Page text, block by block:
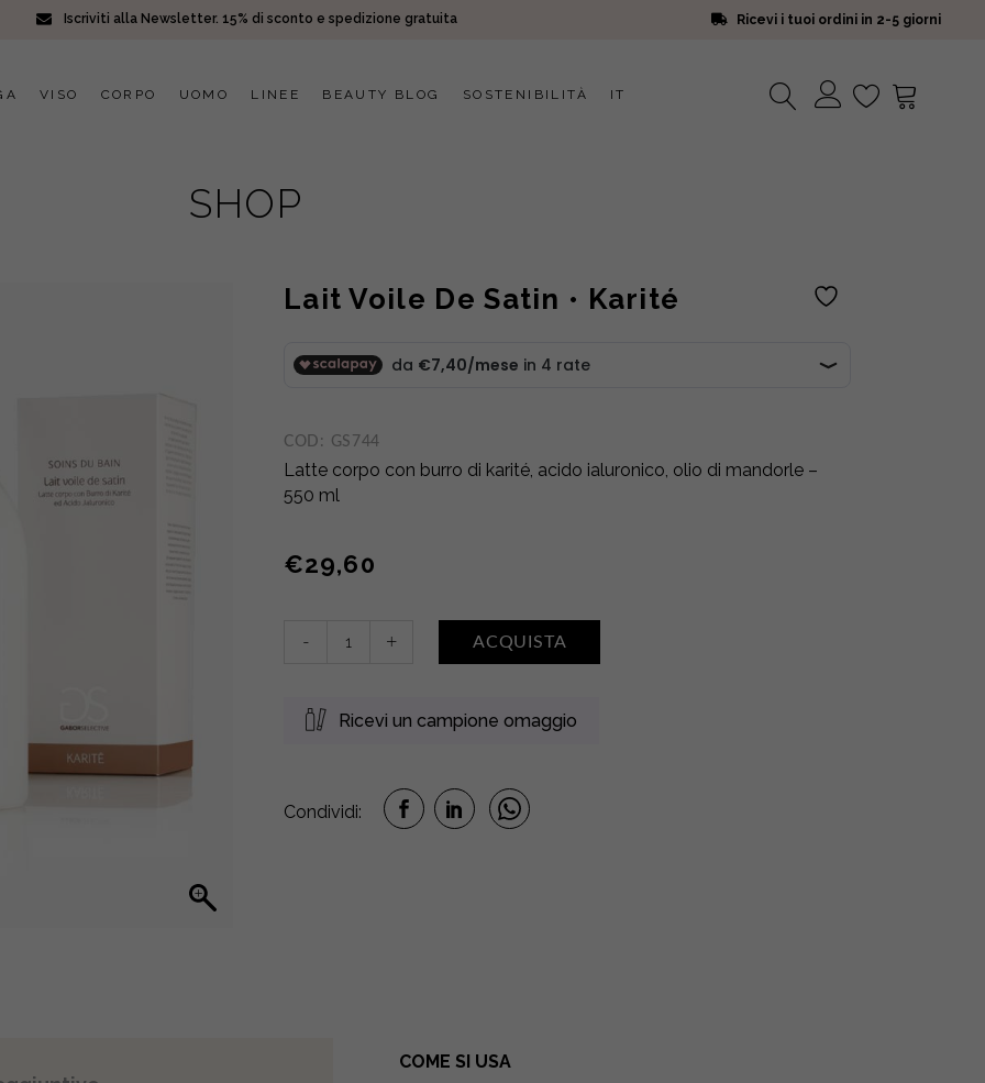
Iscriviti alla Newsletter. 15% di sconto e spedizione gratuita Ricevi i tuoi ordini in 2-5 giorni
VISO CORPO UOMO LINEE BEAUTY BLOG SOSTENIBILITÀ IT
SHOP
Lait Voile De Satin • Karité
COD: GS744
Latte corpo con burro di karité, acido ialuronico, olio di mandorle –
550 ml
€29,60
Satin
- + ACQUISTA
Ricevi un campione omaggio
Condividi:
COME SI USA